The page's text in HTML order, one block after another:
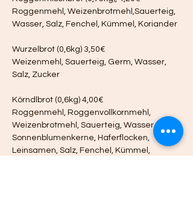
Roggenmehl, Weizenbrotmehl,Sauerteig,
Wasser, Salz, Fenchel, Kümmel, Koriander
Wurzelbrot (0,6kg) 3,50€
Weizenmehl, Sauerteig, Germ, Wasser,
Salz, Zucker
Körndlbrot (0,6kg) 4,00€
Roggenmehl, Roggenvollkornmehl,
Weizenbrotmehl, Sauerteig, Wasser,
Sonnenblumenkerne, Haferflocken,
Leinsamen, Salz, Fenchel, Kümmel,